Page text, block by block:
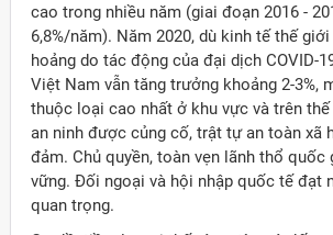
cao trong nhiều năm (giai đoạn 2016 -
6,8%/năm). Năm 2020, dù kinh tế thế
hoảng do tác động của đại dịch COVID-
Việt Nam vẫn tăng trưởng khoảng 2-3%,
thuộc loại cao nhất ở khu vực và trên
an ninh được củng cố, trật tự an toàn xã
đảm. Chủ quyền, toàn vẹn lãnh thổ
vững. Đối ngoại và hội nhập quốc tế đạt
quan trọng.